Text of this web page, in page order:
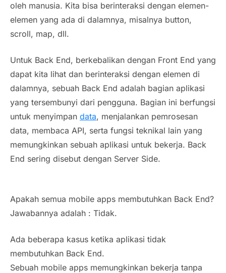
oleh manusia. Kita bisa berinteraksi dengan elemen-
elemen yang ada di dalamnya, misalnya button,
scroll, map, dll.
Untuk Back End, berkebalikan dengan Front End yang
dapat kita lihat dan berinteraksi dengan elemen di
dalamnya, sebuah Back End adalah bagian aplikasi
yang tersembunyi dari pengguna. Bagian ini berfungsi
untuk menyimpan data, menjalankan pemrosesan
data, membaca API, serta fungsi teknikal lain yang
memungkinkan sebuah aplikasi untuk bekerja. Back
End sering disebut dengan Server Side.
Apakah semua mobile apps membutuhkan Back End?
Jawabannya adalah : Tidak.
Ada beberapa kasus ketika aplikasi tidak
membutuhkan Back End.
Sebuah mobile apps memungkinkan bekerja tanpa